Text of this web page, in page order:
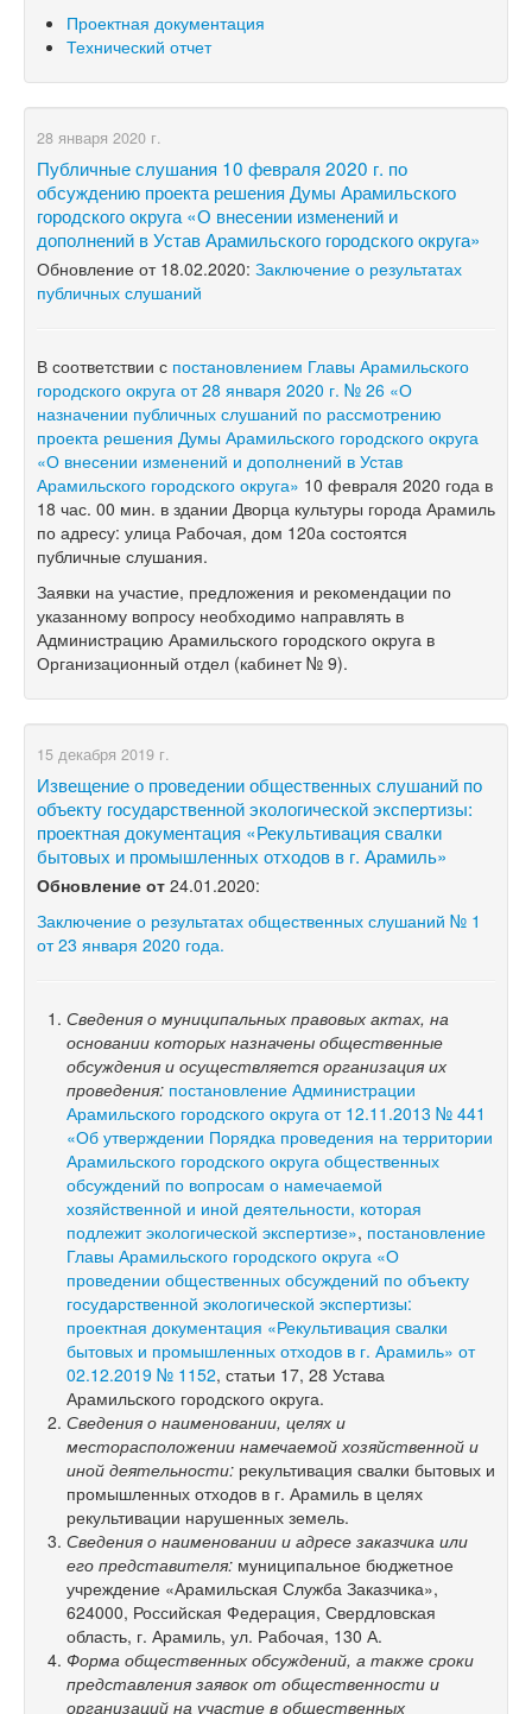
Проектная документация
Технический отчет
28 января 2020 г.
Публичные слушания 10 февраля 2020 г. по
обсуждению проекта решения Думы Арамильского
городского округа «О внесении изменений и
дополнений в Устав Арамильского городского округа»
Обновление от 18.02.2020: Заключение о результатах
публичных слушаний
В соответствии с постановлением Главы Арамильского
городского округа от 28 января 2020 г. № 26 «О
назначении публичных слушаний по рассмотрению
проекта решения Думы Арамильского городского округа
«О внесении изменений и дополнений в Устав
Арамильского городского округа» 10 февраля 2020 года в
18 час. 00 мин. в здании Дворца культуры города Арамиль
по адресу: улица Рабочая, дом 120а состоятся
публичные слушания.
Заявки на участие, предложения и рекомендации по
указанному вопросу необходимо направлять в
Администрацию Арамильского городского округа в
Организационный отдел (кабинет № 9).
15 декабря 2019 г.
Извещение о проведении общественных слушаний по
объекту государственной экологической экспертизы:
проектная документация «Рекультивация свалки
бытовых и промышленных отходов в г. Арамиль»
Обновление от 24.01.2020:
Заключение о результатах общественных слушаний № 1
от 23 января 2020 года.
Сведения о муниципальных правовых актах, на
основании которых назначены общественные
обсуждения и осуществляется организация их
проведения: постановление Администрации
Арамильского городского округа от 12.11.2013 № 441
«Об утверждении Порядка проведения на территории
Арамильского городского округа общественных
обсуждений по вопросам о намечаемой
хозяйственной и иной деятельности, которая
подлежит экологической экспертизе», постановление
Главы Арамильского городского округа «О
проведении общественных обсуждений по объекту
государственной экологической экспертизы:
проектная документация «Рекультивация свалки
бытовых и промышленных отходов в г. Арамиль» от
02.12.2019 № 1152, статьи 17, 28 Устава
Арамильского городского округа.
Сведения о наименовании, целях и
месторасположении намечаемой хозяйственной и
иной деятельности: рекультивация свалки бытовых и
промышленных отходов в г. Арамиль в целях
рекультивации нарушенных земель.
Сведения о наименовании и адресе заказчика или
его представителя: муниципальное бюджетное
учреждение «Арамильская Служба Заказчика»,
624000, Российская Федерация, Свердловская
область, г. Арамиль, ул. Рабочая, 130 А.
Форма общественных обсуждений, а также сроки
представления заявок от общественности и
организаций на участие в общественных